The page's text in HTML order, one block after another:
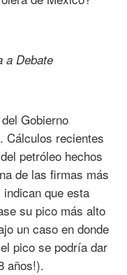
a Debate
Gobierno
Cálculos recientes
petróleo hechos
de las firmas más
que esta
su pico más alto
un caso en donde
pico se podría dar
años!).